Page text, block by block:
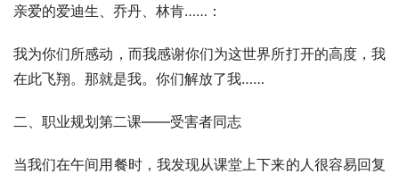
亲爱的爱迪生、乔丹、林肯……：
我为你们所感动，而我感谢你们为这世界所打开的高度，我
在此飞翔。那就是我。你们解放了我……
二、职业规划第二课——受害者同志
当我们在午间用餐时，我发现从课堂上下来的人很容易回复